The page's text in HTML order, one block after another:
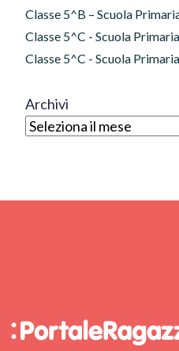
Classe 5^B – Scuola
Classe 5^C - Scuola
Classe 5^C - Scuola
Archivi